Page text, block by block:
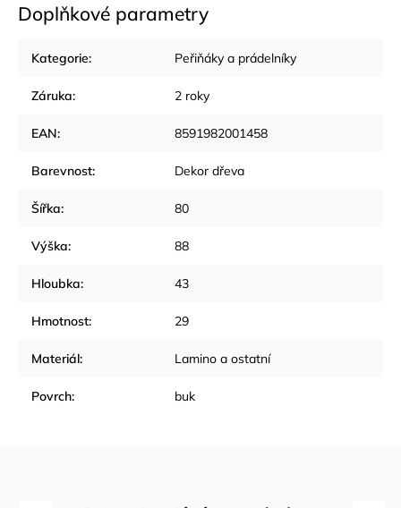
Doplňkové parametry
Kategorie: Peřiňáky a prádelníky
Záruka: 2 roky
EAN: 8591982001458
Barevnost: Dekor dřeva
Šířka: 80
Výška: 88
Hloubka: 43
Hmotnost: 29
Materiál: Lamino a ostatní
Povrch: buk